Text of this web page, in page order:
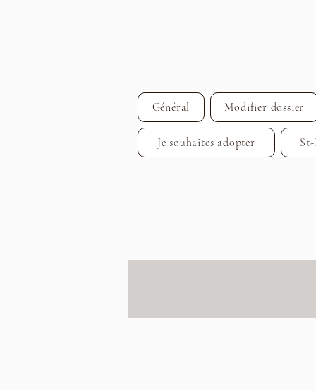
Général Modifier dossier
Je souhaites adopter